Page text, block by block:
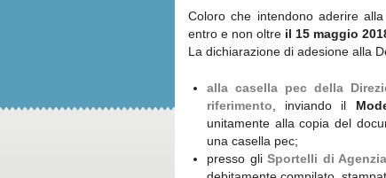
Coloro che intendono aderire alla
entro e non oltre il 15 maggio
La dichiarazione di adesione alla
alla casella pec della
riferimento , inviando il
unitamente alla copia del
una casella pec;
presso gliSportelli di